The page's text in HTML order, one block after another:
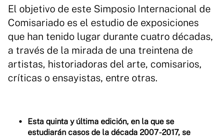
El objetivo de este Simposio Internacional de
Comisariado es el estudio de exposiciones
que han tenido lugar durante cuatro décadas,
a través de la mirada de una treintena de
artistas, historiadoras del arte, comisarios,
críticas o ensayistas, entre otras.
Esta quinta y última edición, en la que se
estudiarán casos de la década 2007-2017, se